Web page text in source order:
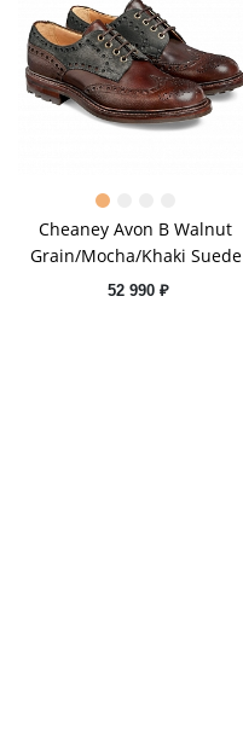
Cheaney Avon B Walnut
Grain/Mocha/Khaki Suede
52 990 ₽